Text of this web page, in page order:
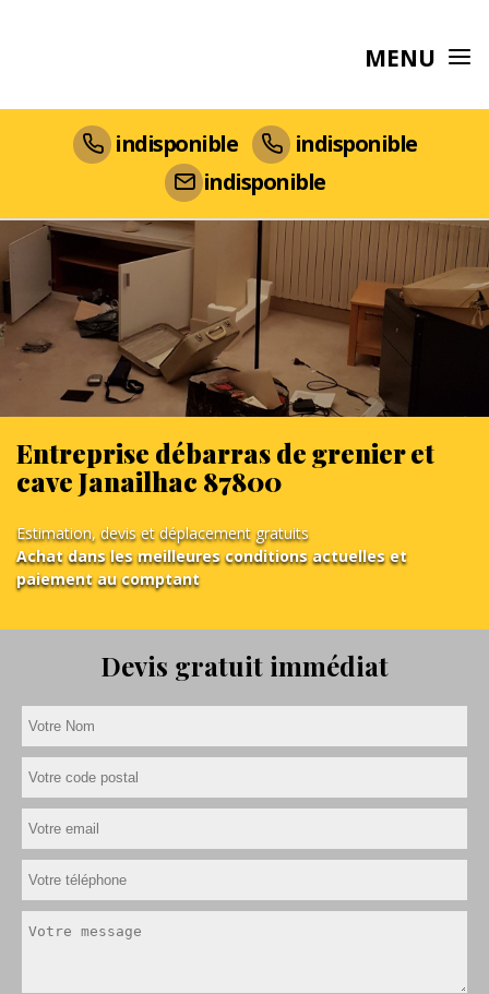
MENU
indisponible
indisponible
indisponible
Entreprise débarras de grenier et
cave Janailhac 87800
Estimation, devis et déplacement gratuits
Achat dans les meilleures conditions actuelles et
paiement au comptant
Devis gratuit immédiat